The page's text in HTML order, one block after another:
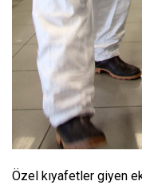
Özel kıyafetler giyen